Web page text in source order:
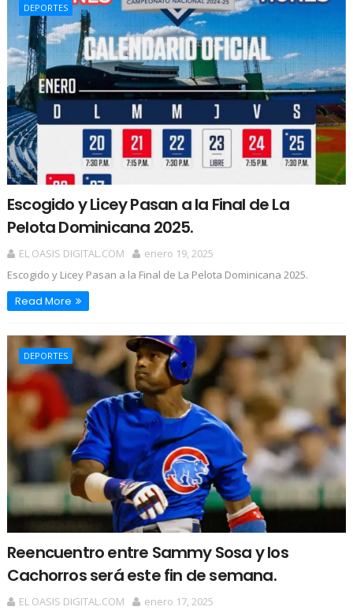
DEPORTES
Escogido y Licey Pasan a la Final de La
Pelota Dominicana 2025.
EL OASIS DIGITAL.COM
enero 19, 2025
Escogido y Licey Pasan a la Final de La Pelota Dominicana 2025.
Read More
DEPORTES
Reencuentro entre Sammy Sosa y los
Cachorros será este fin de semana.
EL OASIS DIGITAL.COM
enero 17, 2025